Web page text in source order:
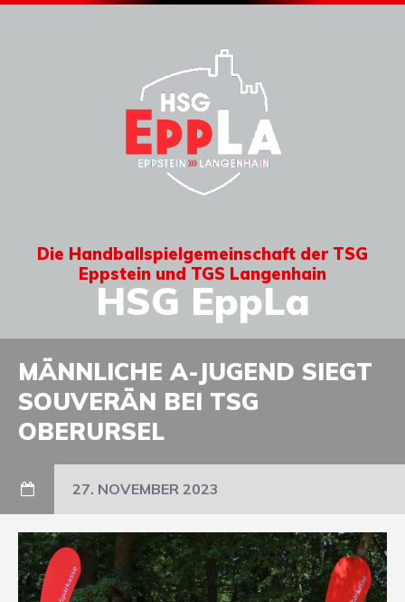
Die Handballspielgemeinschaft der TSG
Eppstein und TGS Langenhain
HSG EppLa
MÄNNLICHE A-JUGEND SIEGT
SOUVERÄN BEI TSG
OBERURSEL
27. NOVEMBER 2023